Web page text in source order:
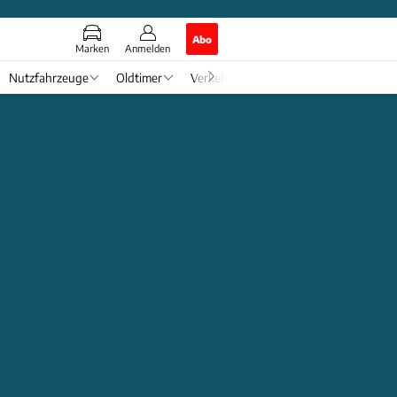
Marken Anmelden
Abo
Nutzfahrzeuge Oldtimer Verkehr